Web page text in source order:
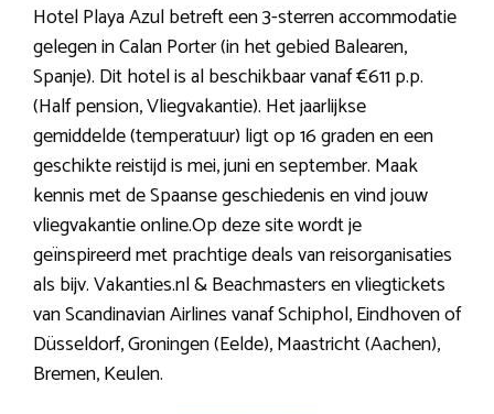
Hotel Playa Azul betreft een 3-sterren accommodatie
gelegen in Calan Porter (in het gebied Balearen,
Spanje). Dit hotel is al beschikbaar vanaf €611 p.p.
(Half pension, Vliegvakantie). Het jaarlijkse
gemiddelde (temperatuur) ligt op 16 graden en een
geschikte reistijd is mei, juni en september. Maak
kennis met de Spaanse geschiedenis en vind jouw
vliegvakantie online.Op deze site wordt je
geïnspireerd met prachtige deals van reisorganisaties
als bijv. Vakanties.nl & Beachmasters en vliegtickets
van Scandinavian Airlines vanaf Schiphol, Eindhoven of
Düsseldorf, Groningen (Eelde), Maastricht (Aachen),
Bremen, Keulen.